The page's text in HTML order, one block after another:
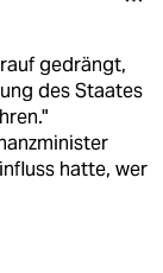
gedrängt,
des Staates
hatte, wer